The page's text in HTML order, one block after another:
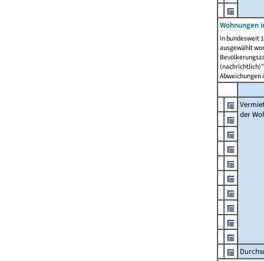
Wohnungen
In bundesweit
ausgewählt
Abweichungen
der